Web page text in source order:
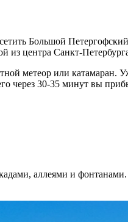
Большой
из центра Санкт-
метеор или катамаран.
через 30-35 минут вы
аллеями и